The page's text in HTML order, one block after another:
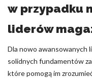
w przypadku
liderów
Dla nowo awansowanych
solidnych fundamentów
które pomogą im